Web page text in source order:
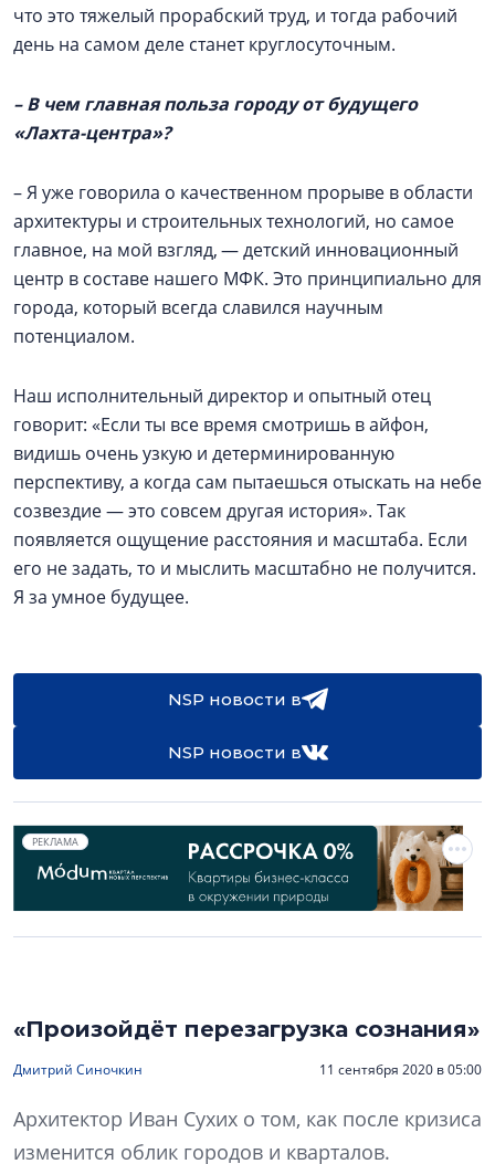
что это тяжелый прорабский труд, и тогда рабочий
день на самом деле станет круглосуточным.
– В чем главная польза городу от будущего
«Лахта-центра»?
– Я уже говорила о качественном прорыве в области
архитектуры и строительных технологий, но самое
главное, на мой взгляд, — детский инновационный
центр в составе нашего МФК. Это принципиально для
города, который всегда славился научным
потенциалом.
Наш исполнительный директор и опытный отец
говорит: «Если ты все время смотришь в айфон,
видишь очень узкую и детерминированную
перспективу, а когда сам пытаешься отыскать на небе
созвездие — это совсем другая история». Так
появляется ощущение расстояния и масштаба. Если
его не задать, то и мыслить масштабно не получится.
Я за умное будущее.
NSP новости в
NSP новости в
РЕКЛАМА
«Произойдёт перезагрузка сознания»
Дмитрий Синочкин 11 сентября 2020 в 05:00
Архитектор Иван Сухих о том, как после кризиса
изменится облик городов и кварталов.